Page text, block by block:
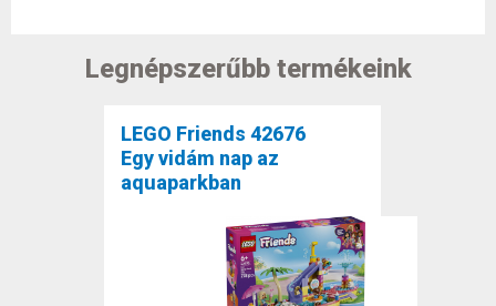
Legnépszerűbb termékeink
LEGO Friends 42676
Egy vidám nap az
aquaparkban